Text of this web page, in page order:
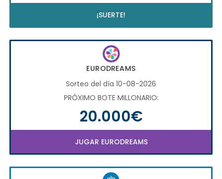
¡SUERTE!
EURODREAMS
Sorteo del día 10-08-2026
PRÓXIMO BOTE MILLONARIO:
20.000€
JUGAR EURODREAMS